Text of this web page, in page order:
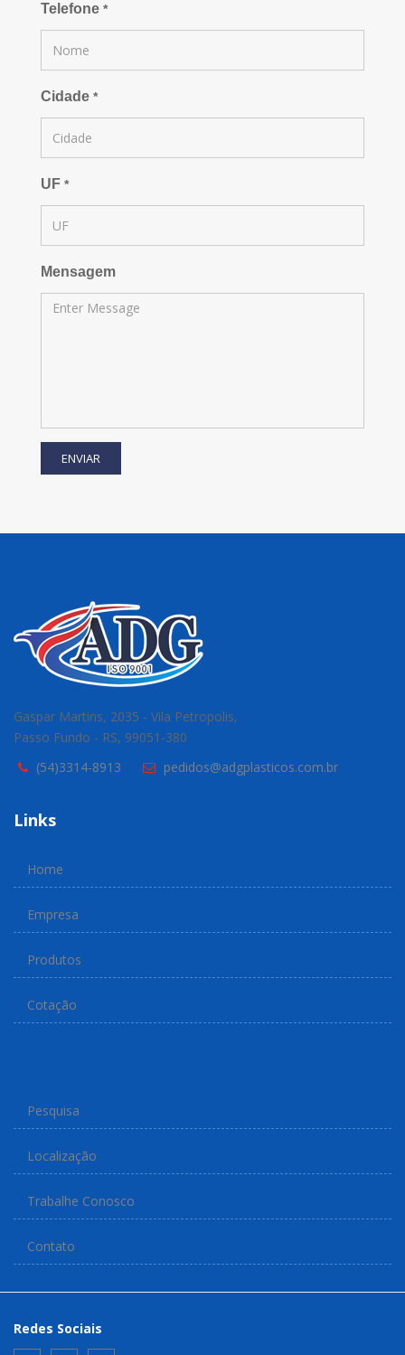
Telefone *
Cidade *
UF *
Mensagem
ENVIAR
Gaspar Martins, 2035 - Vila Petropolis,
Passo Fundo - RS, 99051-380
(54)3314-8913
pedidos@adgplasticos.com.br
Links
Home
Empresa
Produtos
Cotação
Pesquisa
Localização
Trabalhe Conosco
Contato
Redes Sociais